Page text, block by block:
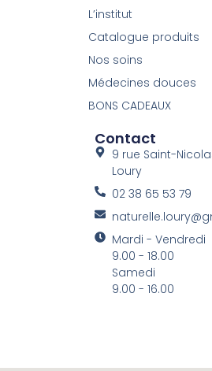
L’institut
Catalogue produits
Nos soins
Médecines douces
BONS CADEAUX
Contact
9 rue Saint-
Loury
02 38 65 53 79
Mardi - Vendredi
9.00 - 18.00
Samedi
9.00 - 16.00